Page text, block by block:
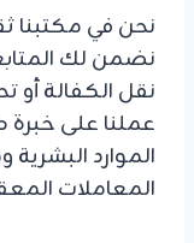
نحن في مكتبنا
نضمن لك
نقل الكفالة أو
عملنا على خبرة
الموارد
المعاملات